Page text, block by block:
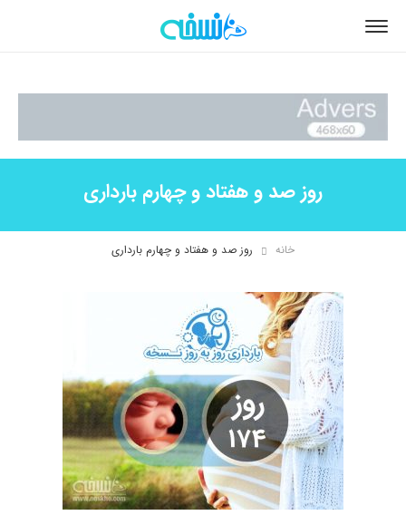
روز صد و هفتاد و چهارم بارداری
خانه روز صد و هفتاد و چهارم بارداری